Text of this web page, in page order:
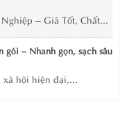
– Giá Tốt, Chất...
gói – Nhanh gọn, sạch sâu
xã hội hiện đại,...